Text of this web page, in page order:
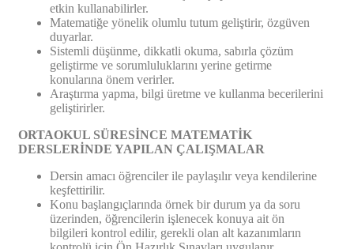
etkin kullanabilirler.
Matematiğe yönelik olumlu tutum geliştirir, özgüven
duyarlar.
Sistemli düşünme, dikkatli okuma, sabırla çözüm
geliştirme ve sorumluluklarını yerine getirme
konularına önem verirler.
Araştırma yapma, bilgi üretme ve kullanma becerilerini
geliştirirler.
ORTAOKUL SÜRESİNCE MATEMATİK
DERSLERİNDE YAPILAN ÇALIŞMALAR
Dersin amacı öğrenciler ile paylaşılır veya kendilerine
keşfettirilir.
Konu başlangıçlarında örnek bir durum ya da soru
üzerinden, öğrencilerin işlenecek konuya ait ön
bilgileri kontrol edilir, gerekli olan alt kazanımların